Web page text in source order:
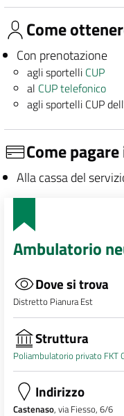
Come
Con prenotazione
agli sportelli CUP
al CUP telefonico
agli sportelli CUP
Come
Alla cassa del
Ambulatorio
Dove si trova
Distretto Pianura Est
Struttura
Poliambulatorio privato FKT
Indirizzo
Castenaso, via Fiesso, 6/6